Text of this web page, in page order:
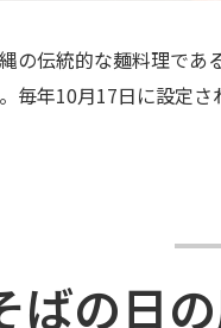
の伝統的な麺料理で
毎年10月17日に設定
ばの日